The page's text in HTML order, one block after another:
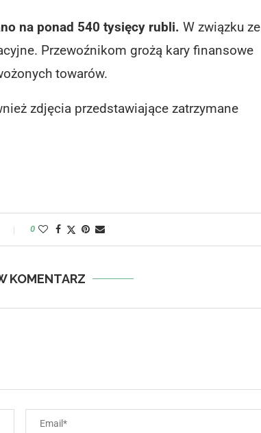
na ponad 540 tysięcy rubli. W związku ze
Przewoźnikom grożą kary finansowe
towarów.
zdjęcia przedstawiające zatrzymane
0
KOMENTARZ